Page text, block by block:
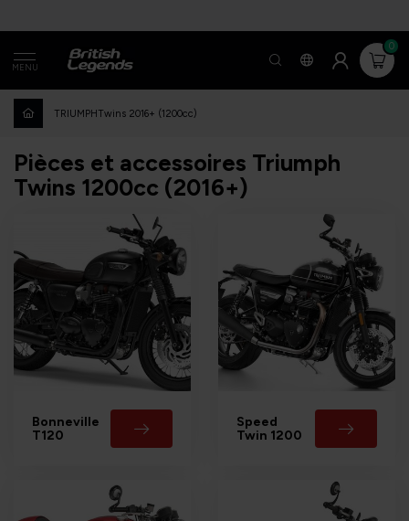
MENU
0
TRIUMPHTwins 2016+ (1200cc)
Pièces et accessoires Triumph
Twins 1200cc (2016+)
Bonneville
T120
Speed
Twin 1200